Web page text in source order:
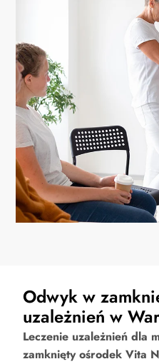
Odwyk w
uzależnień w
Leczenie uzależnień dla
zamknięty ośrodek Vita